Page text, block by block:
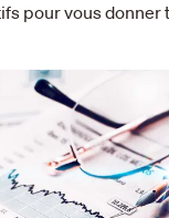
pour vous